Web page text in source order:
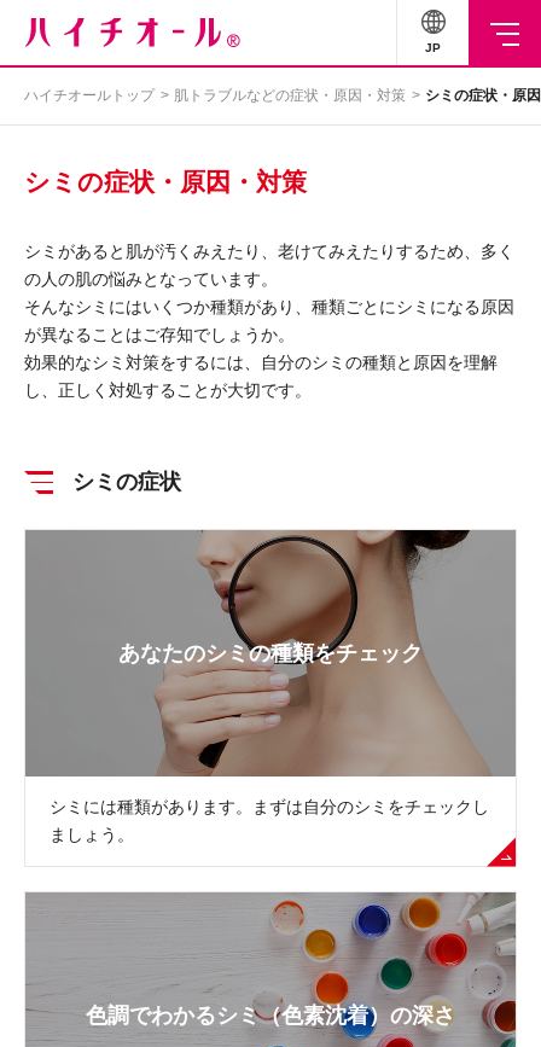
JP
ハイチオールトップ 肌トラブルなどの症状・原因・対策 シミの症状・原
シミの症状・原因・対策
シミがあると肌が汚くみえたり、老けてみえたりするため、多く
の人の肌の悩みとなっています。
そんなシミにはいくつか種類があり、種類ごとにシミになる原因
が異なることはご存知でしょうか。
効果的なシミ対策をするには、自分のシミの種類と原因を理解
し、正しく対処することが大切です。
シミの症状
あなたのシミの種類をチェック
シミには種類があります。まずは自分のシミをチェックし
ましょう。
色調でわかるシミ（色素沈着）の深さ